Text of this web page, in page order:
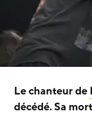
Le chanteur de
décédé. Sa